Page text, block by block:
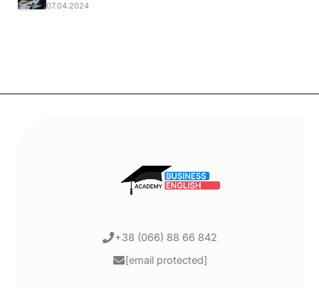
07.04.2024
+38 (066) 88 66 842
[email protected]